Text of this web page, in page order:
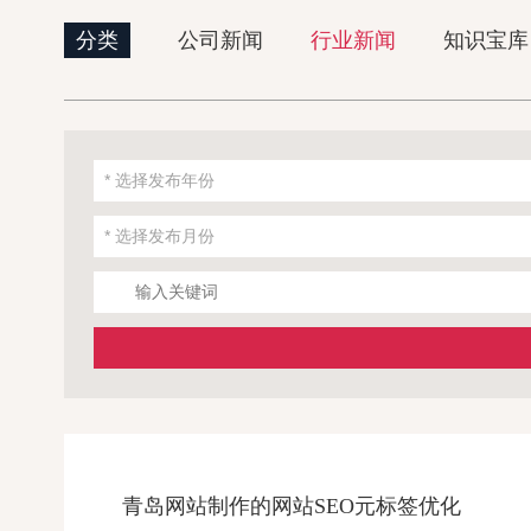
分类 公司新闻 行业新闻 知识宝库
青岛网站制作的网站SEO元标签优化